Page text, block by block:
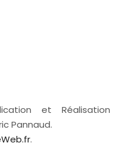
et Réalisation
Pannaud.
.